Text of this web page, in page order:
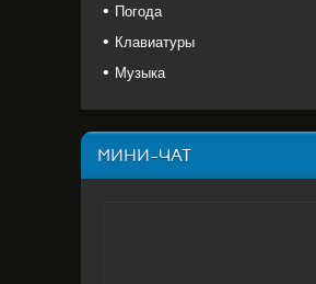
Погода
Клавиатуры
Музыка
МИНИ-ЧАТ